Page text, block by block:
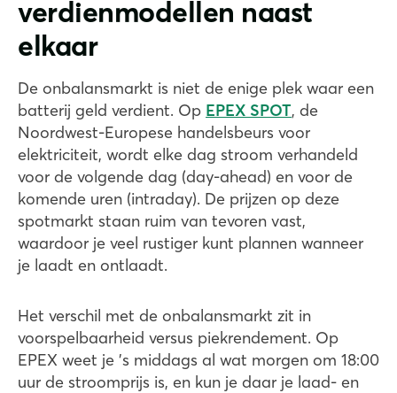
verdienmodellen naast
elkaar
De onbalansmarkt is niet de enige plek waar een
batterij geld verdient. Op EPEX SPOT, de
Noordwest-Europese handelsbeurs voor
elektriciteit, wordt elke dag stroom verhandeld
voor de volgende dag (day-ahead) en voor de
komende uren (intraday). De prijzen op deze
spotmarkt staan ruim van tevoren vast,
waardoor je veel rustiger kunt plannen wanneer
je laadt en ontlaadt.
Het verschil met de onbalansmarkt zit in
voorspelbaarheid versus piekrendement. Op
EPEX weet je 's middags al wat morgen om 18:00
uur de stroomprijs is, en kun je daar je laad- en